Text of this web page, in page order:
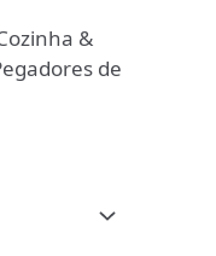
&
de